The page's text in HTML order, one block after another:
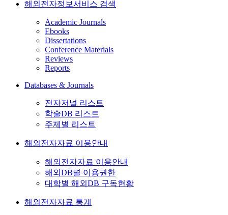
해외전자정보서비스 검색
Academic Journals
Ebooks
Dissertations
Conference Materials
Reviews
Reports
Databases & Journals
전자저널 리스트
학술DB 리스트
주제별 리스트
해외전자자료 이용안내
해외전자자료 이용안내
해외DB별 이용권한
대학별 해외DB 구독현황
해외전자자료 통계